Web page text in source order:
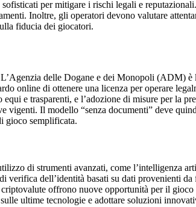
per mitigare i rischi legali e
Inoltre, gli operatori devono valutare
fiducia dei giocatori.
delle Dogane e dei Monopoli (ADM) è
online di ottenere una licenza per operare
e trasparenti, e l’adozione di misure per la
Il modello “senza documenti” deve
gioco semplificata.
di strumenti avanzati, come l’intelligenza
dell’identità basati su dati provenienti
offrono nuove opportunità per il
ultime tecnologie e adottare soluzioni